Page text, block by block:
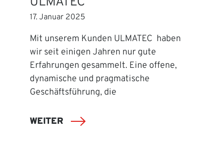
17. Januar 2025
Mit unserem Kunden ULMATEC haben
wir seit einigen Jahren nur gute
Erfahrungen gesammelt. Eine offene,
dynamische und pragmatische
Geschäftsführung, die
WEITER